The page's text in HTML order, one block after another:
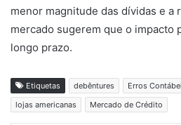
menor magnitude das dívidas e a
mercado sugerem que o impacto
longo prazo.
Etiquetas debêntures Erros
lojas americanas
Mercado de Crédito